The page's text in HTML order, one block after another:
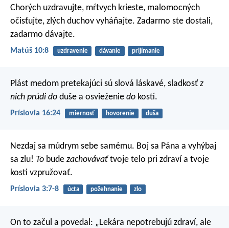
Chorých uzdravujte, mŕtvych krieste, malomocných
očisťujte, zlých duchov vyháňajte. Zadarmo ste dostali,
zadarmo dávajte.
Matúš 10:8 uzdravenie dávanie prijímanie
Plást medom pretekajúci sú slová láskavé, sladkosť z
nich prúdi do duše a osvieženie do kostí.
Príslovia 16:24 miernosť hovorenie duša
Nezdaj sa múdrym sebe samému. Boj sa Pána a vyhýbaj
sa zlu! To bude zachovávaťtvoje telo pri zdraví a tvoje
kosti vzpružovať.
Príslovia 3:7-8 úcta požehnanie zlo
On to začul a povedal: „Lekára nepotrebujú zdraví, ale